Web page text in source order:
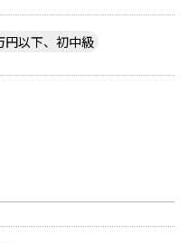
円以下、初中級